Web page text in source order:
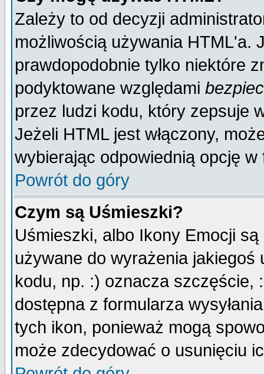
Zależy to od decyzji
możliwością używania HTML'a.
prawdopodobnie tylko niektóre
podyktowane względami
przez ludzi kodu, który zepsuje
Jeżeli HTML jest włączony,
wybierając odpowiednią opcję w
Powrót do góry
Czym są Uśmieszki?
Uśmieszki, albo Ikony Emocji
używane do wyrażenia
kodu, np. :) oznacza szczęście,
dostępna z formularza
tych ikon, ponieważ mogą
może zdecydować o usunięciu